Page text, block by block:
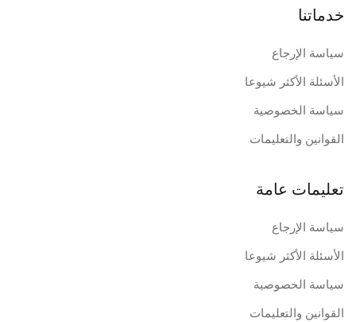
خدماتنا
سياسة الإرجاع
الأسئلة الأكثر شيوعا
سياسة الخصوصية
القوانين والتعليمات
تعليمات عامة
سياسة الإرجاع
الأسئلة الأكثر شيوعا
سياسة الخصوصية
القوانين والتعليمات